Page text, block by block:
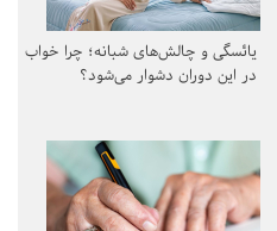
یائسگی و چالش‌های شبانه؛ چرا خواب
در این دوران دشوار می‌شود؟